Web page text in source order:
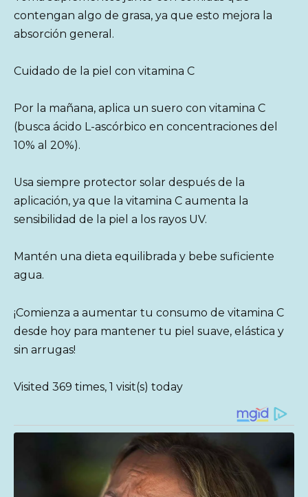
contengan algo de grasa, ya que esto mejora la
absorción general.
Cuidado de la piel con vitamina C
Por la mañana, aplica un suero con vitamina C
(busca ácido L-ascórbico en concentraciones del
10% al 20%).
Usa siempre protector solar después de la
aplicación, ya que la vitamina C aumenta la
sensibilidad de la piel a los rayos UV.
Mantén una dieta equilibrada y bebe suficiente
agua.
¡Comienza a aumentar tu consumo de vitamina C
desde hoy para mantener tu piel suave, elástica y
sin arrugas!
Visited 369 times, 1 visit(s) today